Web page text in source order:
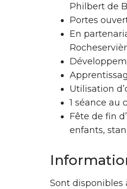
Philbert de
Portes
En
Utilisation
1 séance au
Fête de fin
enfants,
Sont disponibles